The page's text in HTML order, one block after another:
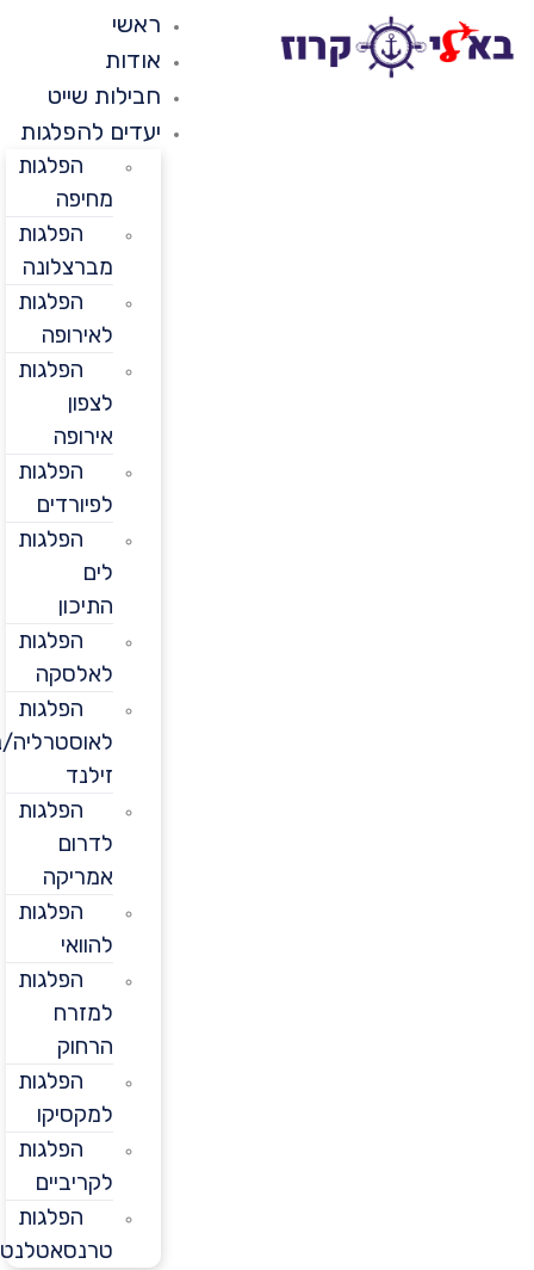
ראשי
אודות
חבילות שייט
יעדים להפלגות
הפלגות
מחיפה
הפלגות
מברצלונה
הפלגות
לאירופה
הפלגות
אירופה
הפלגות
לפיורדים
הפלגות
התיכון
הפלגות
לאלסקה
הפלגות
לאוסטרליה/ניו
הפלגות
לדרום
אמריקה
הפלגות
הפלגות
למזרח
הרחוק
הפלגות
למקסיקו
הפלגות
לקריביים
הפלגות
טרנסאטלנטיות